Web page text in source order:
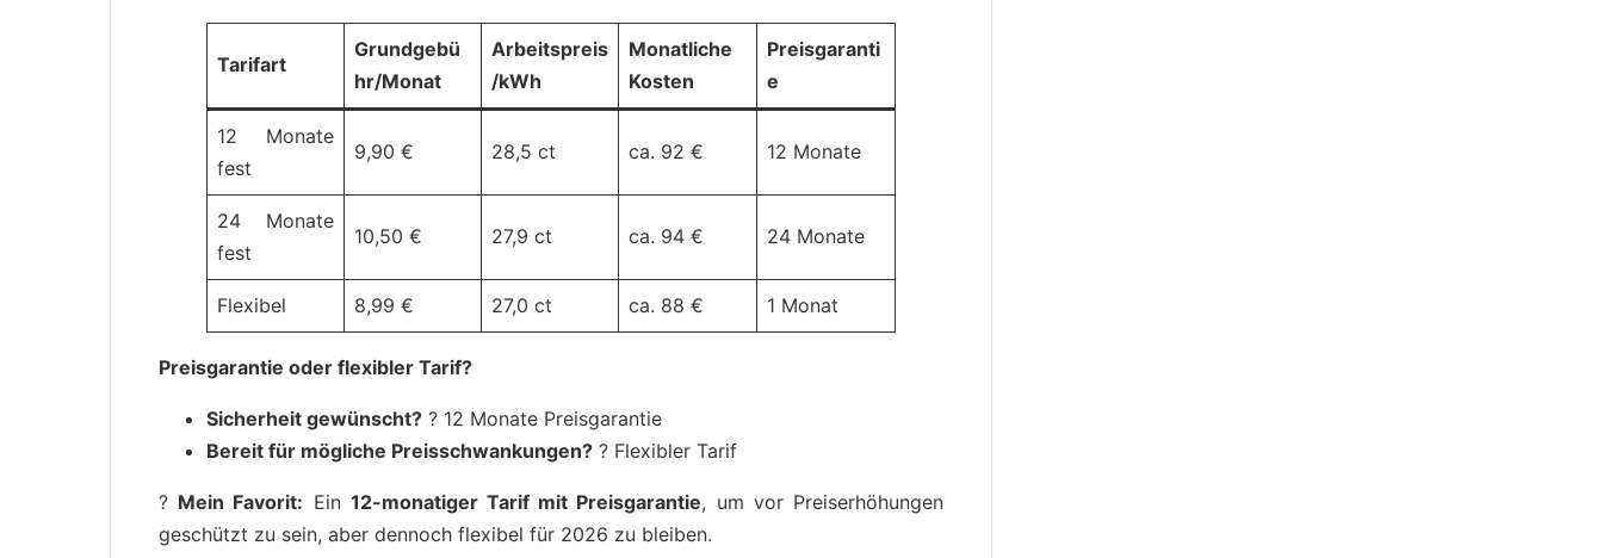
Tarifart
Grundgebü
hr/Monat
Arbeitspreis
/kWh
Monatliche
Kosten
Preisgaranti
e
12 Monate
fest
9,90 € 28,5 ct ca. 92 € 12 Monate
24 Monate
fest
10,50 € 27,9 ct ca. 94 € 24 Monate
Flexibel 8,99 € 27,0 ct ca. 88 € 1 Monat
Preisgarantie oder flexibler Tarif?
Sicherheit gewünscht? ? 12 Monate Preisgarantie
Bereit für mögliche Preisschwankungen? ? Flexibler Tarif
? Mein Favorit: Ein 12-monatiger Tarif mit Preisgarantie, um vor Preiserhöhungen
geschützt zu sein, aber dennoch flexibel für 2026 zu bleiben.